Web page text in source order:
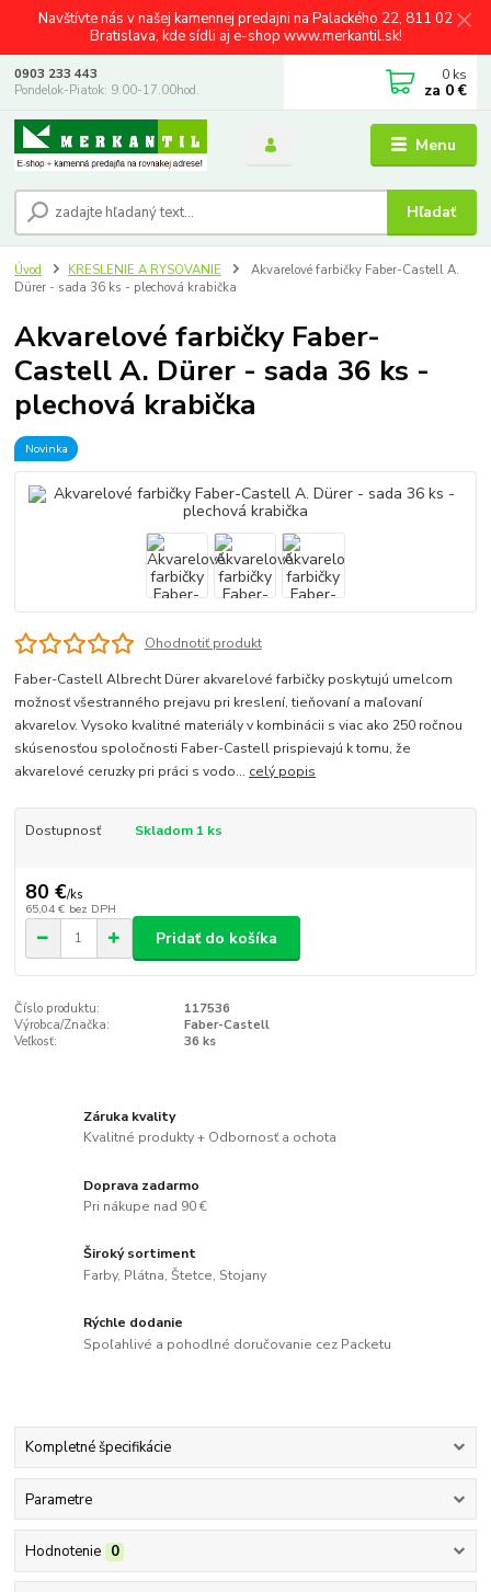
Navštívte nás v našej kamennej predajni na Palackého 22, 811 02
Bratislava, kde sídli aj e-shop www.merkantil.sk!
Menu
Hľadať
0903 233 443
Pondelok-Piatok: 9.00-17.00hod.
0 ks
za 0 €
Úvod KRESLENIE A RYSOVANIE
Akvarelové farbičky Faber-Castell A.
Dürer - sada 36 ks - plechová krabička
Akvarelové farbičky Faber-
Castell A. Dürer - sada 36 ks -
plechová krabička
Novinka
Ohodnotiť produkt
Faber-Castell Albrecht Dürer akvarelové farbičky poskytujú umelcom
možnosť všestranného prejavu pri kreslení, tieňovaní a maľovaní
akvarelov. Vysoko kvalitné materiály v kombinácii s viac ako 250 ročnou
skúsenosťou spoločnosti Faber-Castell prispievajú k tomu, že
akvarelové ceruzky pri práci s vodo... celý popis
Dostupnosť Skladom 1 ks
80 €/ks
65,04 € bez DPH
Pridať do košíka
Číslo produktu:
117536
Výrobca/Značka:
Faber-Castell
Veľkosť:
36 ks
Záruka kvality
Kvalitné produkty + Odbornosť a ochota
Doprava zadarmo
Pri nákupe nad 90 €
Široký sortiment
Farby, Plátna, Štetce, Stojany
Rýchle dodanie
Spoľahlivé a pohodlné doručovanie cez Packetu
Kompletné špecifikácie
Parametre
Hodnotenie 0